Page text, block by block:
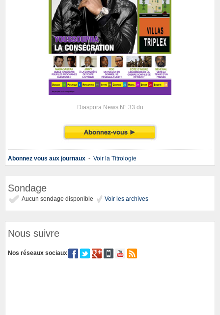
Diaspora News N° 33 du
Abonnez vous aux journaux - Voir la Titrologie
Sondage
Aucun sondage disponible Voir les archives
Nous suivre
Nos réseaux sociaux